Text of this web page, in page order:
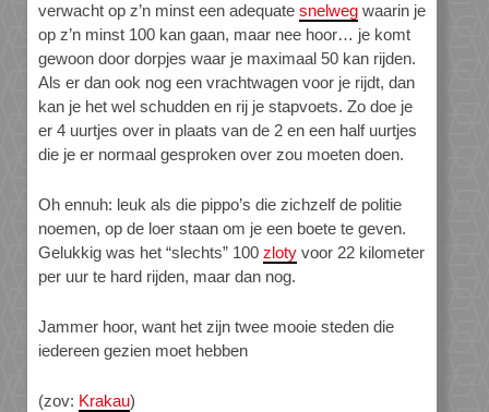
verwacht op z’n minst een adequate snelweg waarin je
op z’n minst 100 kan gaan, maar nee hoor… je komt
gewoon door dorpjes waar je maximaal 50 kan rijden.
Als er dan ook nog een vrachtwagen voor je rijdt, dan
kan je het wel schudden en rij je stapvoets. Zo doe je
er 4 uurtjes over in plaats van de 2 en een half uurtjes
die je er normaal gesproken over zou moeten doen.
Oh ennuh: leuk als die pippo’s die zichzelf de politie
noemen, op de loer staan om je een boete te geven.
Gelukkig was het “slechts” 100 zloty voor 22 kilometer
per uur te hard rijden, maar dan nog.
Jammer hoor, want het zijn twee mooie steden die
iedereen gezien moet hebben
(zov: Krakau)